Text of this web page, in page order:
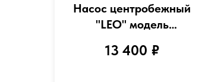
Насос центробежный
"LEO" модель
13 400 ₽